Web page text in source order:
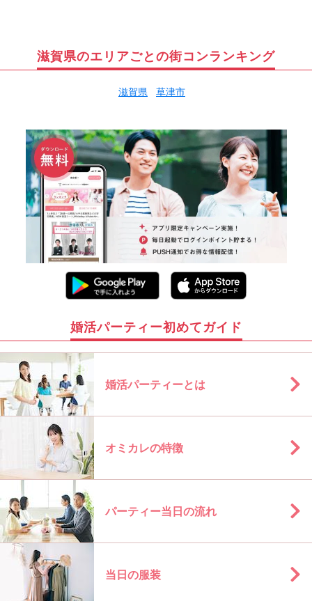
滋賀県のエリアごとの街コンランキング
滋賀県 草津市
婚活パーティー初めてガイド
婚活パーティーとは
オミカレの特徴
パーティー当日の流れ
当日の服装